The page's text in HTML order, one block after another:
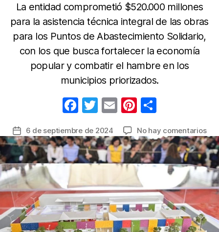
La entidad comprometió $520.000 millones
para la asistencia técnica integral de las obras
para los Puntos de Abastecimiento Solidario,
con los que busca fortalecer la economía
popular y combatir el hambre en los
municipios priorizados.
F
c
e
b
o
o
k
T
itt
er
E
ail
Pi
er
e
st
m
p
ar
Fecha
de
la
entrada
6 de septiembre de 2024 No hay comentariosen
y
de